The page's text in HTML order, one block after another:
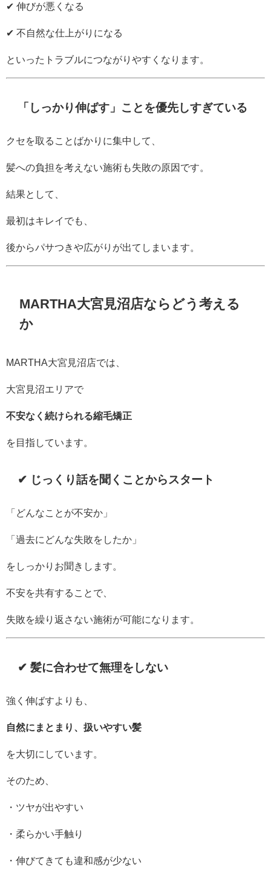
✔ 伸びが悪くなる
✔ 不自然な仕上がりになる
といったトラブルにつながりやすくなります。
「しっかり伸ばす」ことを優先しすぎている
クセを取ることばかりに集中して、
髪への負担を考えない施術も失敗の原因です。
結果として、
最初はキレイでも、
後からパサつきや広がりが出てしまいます。
MARTHA大宮見沼店ならどう考える
か
MARTHA大宮見沼店では、
大宮見沼エリアで
不安なく続けられる縮毛矯正
を目指しています。
✔ じっくり話を聞くことからスタート
「どんなことが不安か」
「過去にどんな失敗をしたか」
をしっかりお聞きします。
不安を共有することで、
失敗を繰り返さない施術が可能になります。
✔ 髪に合わせて無理をしない
強く伸ばすよりも、
自然にまとまり、扱いやすい髪
を大切にしています。
そのため、
・ツヤが出やすい
・柔らかい手触り
・伸びてきても違和感が少ない